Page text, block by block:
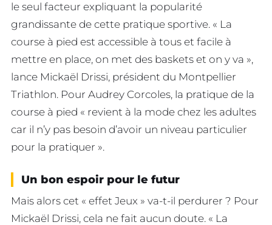
le seul facteur expliquant la popularité
grandissante de cette pratique sportive. « La
course à pied est accessible à tous et facile à
mettre en place, on met des baskets et on y va »,
lance Mickaël Drissi, président du Montpellier
Triathlon. Pour Audrey Corcoles, la pratique de la
course à pied « revient à la mode chez les adultes
car il n’y pas besoin d’avoir un niveau particulier
pour la pratiquer ».
Un bon espoir pour le futur
Mais alors cet « effet Jeux » va-t-il perdurer ? Pour
Mickaël Drissi, cela ne fait aucun doute. « La